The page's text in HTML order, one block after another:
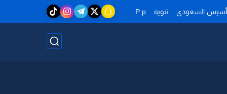
السعودي تنويه P p